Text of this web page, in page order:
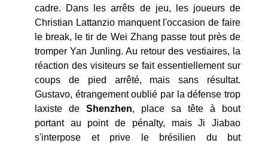
cadre. Dans les arrêts de jeu, les joueurs de
Christian Lattanzio manquent l'occasion de faire
le break, le tir de Wei Zhang passe tout près de
tromper Yan Junling. Au retour des vestiaires, la
réaction des visiteurs se fait essentiellement sur
coups de pied arrêté, mais sans résultat.
Gustavo, étrangement oublié par la défense trop
laxiste de Shenzhen, place sa tête à bout
portant au point de pénalty, mais Ji Jiabao
s'interpose et prive le brésilien du but